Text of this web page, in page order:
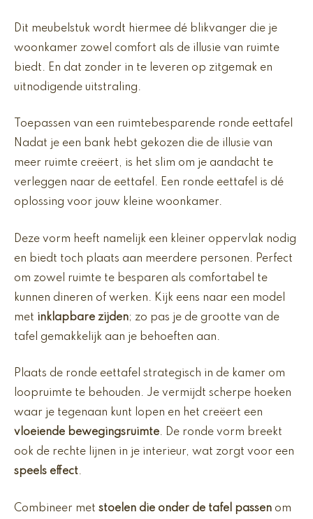
Dit meubelstuk wordt hiermee dé blikvanger die je
woonkamer zowel comfort als de illusie van ruimte
biedt. En dat zonder in te leveren op zitgemak en
uitnodigende uitstraling.
Toepassen van een ruimtebesparende ronde eettafel
Nadat je een bank hebt gekozen die de illusie van
meer ruimte creëert, is het slim om je aandacht te
verleggen naar de eettafel. Een ronde eettafel is dé
oplossing voor jouw kleine woonkamer.
Deze vorm heeft namelijk een kleiner oppervlak nodig
en biedt toch plaats aan meerdere personen. Perfect
om zowel ruimte te besparen als comfortabel te
kunnen dineren of werken. Kijk eens naar een model
met inklapbare zijden; zo pas je de grootte van de
tafel gemakkelijk aan je behoeften aan.
Plaats de ronde eettafel strategisch in de kamer om
loopruimte te behouden. Je vermijdt scherpe hoeken
waar je tegenaan kunt lopen en het creëert een
vloeiende bewegingsruimte. De ronde vorm breekt
ook de rechte lijnen in je interieur, wat zorgt voor een
speels effect.
Combineer met stoelen die onder de tafel passen om